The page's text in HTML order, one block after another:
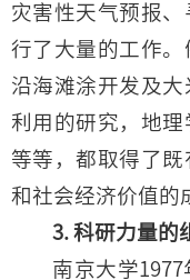
灾害性天气预报
行了大量的工作
沿海滩涂开发及
利用的研究，地
等等，都取得了
和社会经济价值的
3. 科研力量的
南京大学1977